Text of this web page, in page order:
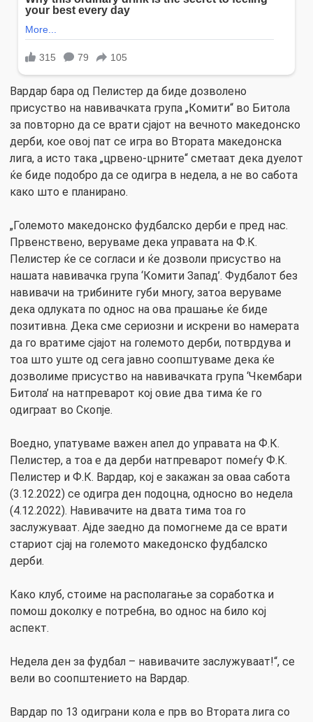
Вардар бара од Пелистер да биде дозволено
присуство на навивачката група „Комити“ во Битола
за повторно да се врати сјајот на вечното македонско
дерби, кое овој пат се игра во Втората македонска
лига, а исто така „црвено-црните“ сметаат дека дуелот
ќе биде подобро да се одигра в недела, а не во сабота
како што е планирано.
„Големото македонско фудбалско дерби е пред нас.
Првенствено, веруваме дека управата на Ф.К.
Пелистер ќе се согласи и ќе дозволи присуство на
нашата навивачка група ‘Комити Запад’. Фудбалот без
навивачи на трибините губи многу, затоа веруваме
дека одлуката по однос на ова прашање ќе биде
позитивна. Дека сме сериозни и искрени во намерата
да го вратиме сјајот на големото дерби, потврдува и
тоа што уште од сега јавно соопштуваме дека ќе
дозволиме присуство на навивачката група ‘Чкембари
Битола’ на натпреварот кој овие два тима ќе го
одиграат во Скопје.
Воедно, упатуваме важен апел до управата на Ф.К.
Пелистер, а тоа е да дерби натпреварот помеѓу Ф.К.
Пелистер и Ф.К. Вардар, кој е закажан за оваа сабота
(3.12.2022) се одигра ден подоцна, односно во недела
(4.12.2022). Навивачите на двата тима тоа го
заслужуваат. Ајде заедно да помогнеме да се врати
стариот сјај на големото македонско фудбалско
дерби.
Како клуб, стоиме на располагање за соработка и
помош доколку е потребна, во однос на било кој
аспект.
Недела ден за фудбал – навивачите заслужуваат!“, се
вели во соопштението на Вардар.
Вардар по 13 одиграни кола е прв во Втората лига со